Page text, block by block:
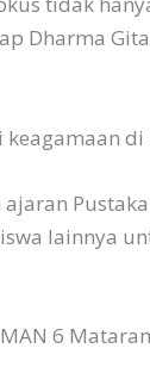
Dharma
lainnya
6